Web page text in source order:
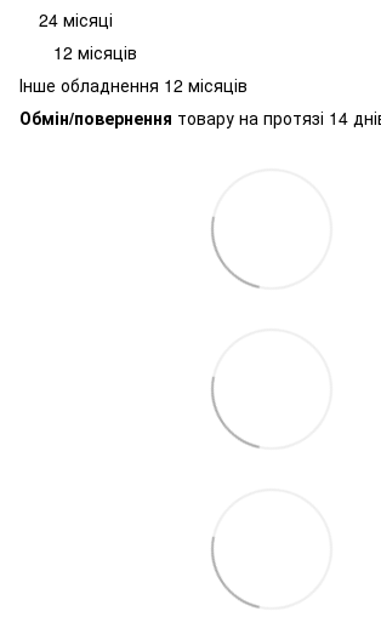
24 місяці
12 місяців
Інше обладнення 12 місяців
Обмін/повернення товару на протязі 14